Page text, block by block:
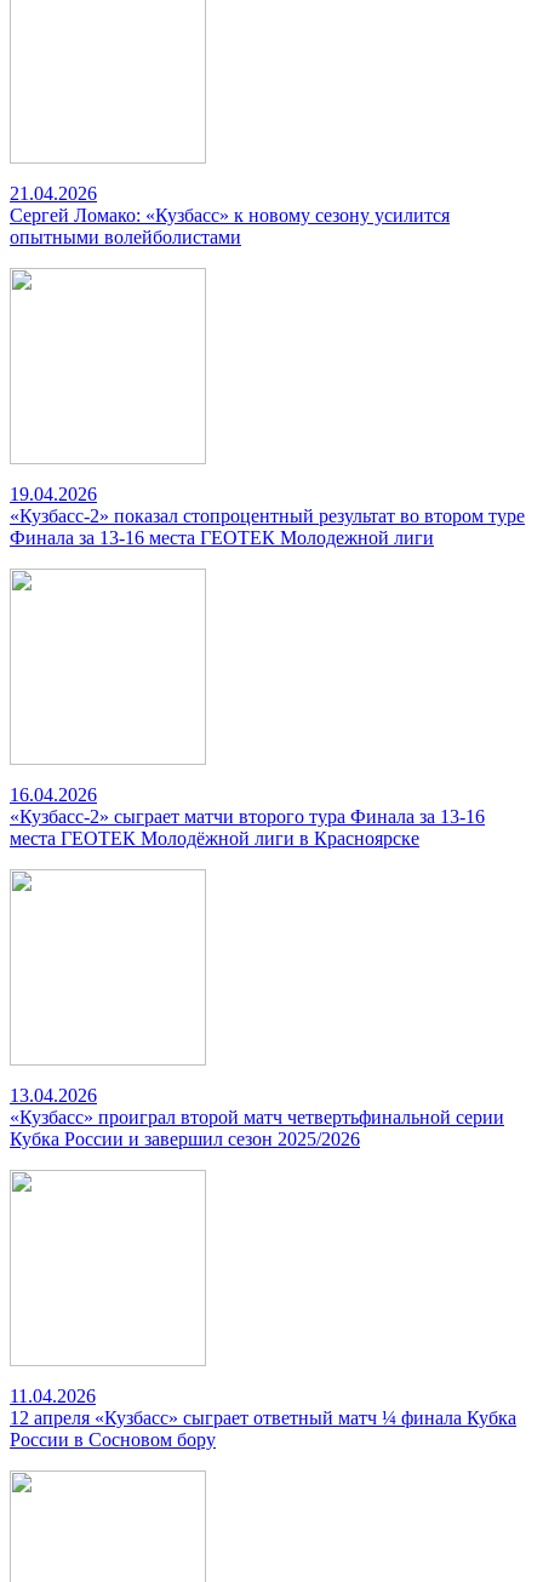
21.04.2026
Сергей Ломако: «Кузбасс» к новому сезону усилится
опытными волейболистами
19.04.2026
«Кузбасс-2» показал стопроцентный результат во втором туре
Финала за 13-16 места ГЕОТЕК Молодежной лиги
16.04.2026
«Кузбасс-2» сыграет матчи второго тура Финала за 13-16
места ГЕОТЕК Молодёжной лиги в Красноярске
13.04.2026
«Кузбасс» проиграл второй матч четвертьфинальной серии
Кубка России и завершил сезон 2025/2026
11.04.2026
12 апреля «Кузбасс» сыграет ответный матч ¼ финала Кубка
России в Сосновом бору